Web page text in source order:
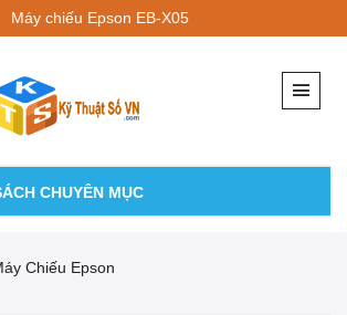
Máy chiếu Epson EB-X05
CHUYÊN MỤC
Chiếu Epson